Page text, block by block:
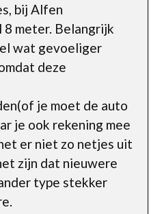
bij Alfen
meter. Belangrijk
wat gevoeliger
deze
je moet de auto
je ook rekening mee
er niet zo netjes uit
zijn dat nieuwere
type stekker